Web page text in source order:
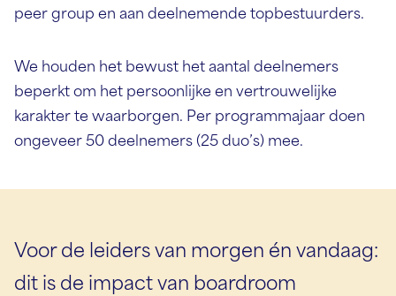
peer group en aan deelnemende topbestuurders.
We houden het bewust het aantal deelnemers
beperkt om het persoonlijke en vertrouwelijke
karakter te waarborgen. Per programmajaar doen
ongeveer 50 deelnemers (25 duo’s) mee.
Voor de leiders van morgen én vandaag:
dit is de impact van boardroom